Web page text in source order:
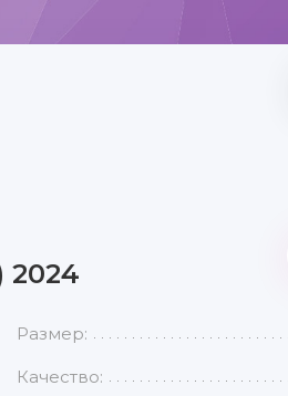
2024
Размер:
Качество: